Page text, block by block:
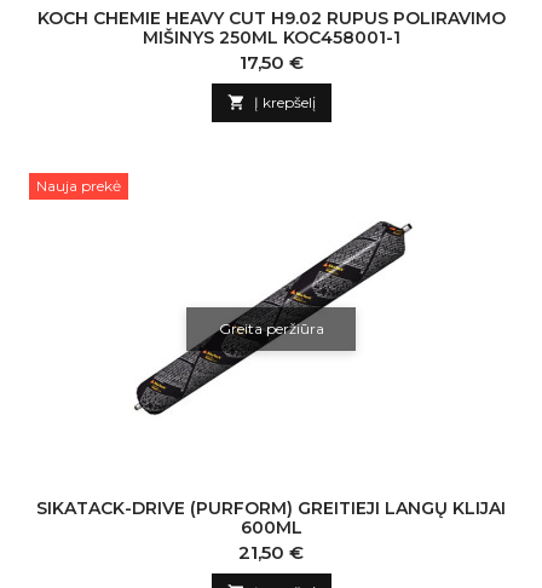
KOCH CHEMIE HEAVY CUT H9.02 RUPUS POLIRAVIMO
MIŠINYS 250ML KOC458001-1
Kaina
17,50 €
 Į krepšelį
Nauja prekė
Greita peržiūra
SIKATACK-DRIVE (PURFORM) GREITIEJI LANGŲ KLIJAI
600ML
Kaina
21,50 €